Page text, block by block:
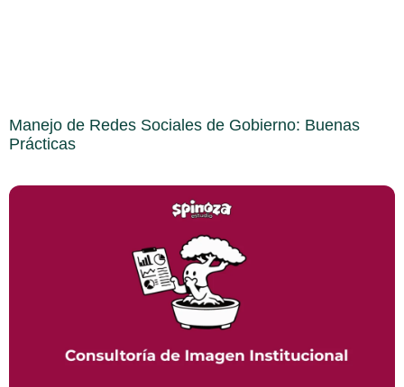
Manejo de Redes Sociales de Gobierno: Buenas
Prácticas